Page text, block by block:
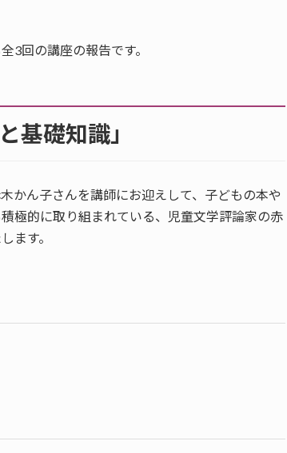
3回の講座の報告です。
基礎知識」
かん子さんを講師にお迎えして、子どもの本や
極的に取り組まれている、児童文学評論家の赤
ます。